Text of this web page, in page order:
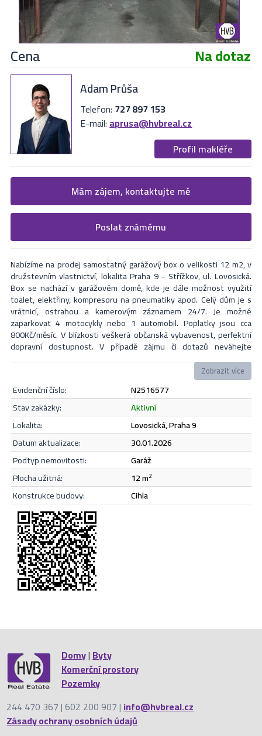
Cena Na dotaz
Adam Průša
Telefon: 727 897 153
E-mail:aprusa@hvbreal.cz
Profil makléře
Žádost o více informací
Vyplňte následující formulář. Upřesněte, co by Vás zajímalo. V
nejbližší Vás naši makléři kontaktují.
Souhlasím sezásadami ochrany osobních údajů.
Odeslat
Mám zájem, kontaktujte mě
Formulář odešle nabídku na uvedený email
Poslat známému
Nabízíme na prodej samostatný garážový box o velikosti 12 m2, v
družstevním vlastnictví, lokalita Praha 9 - Střížkov, ul. Lovosická.
Box se nachází v garážovém domě, kde je dále možnost využití
toalet, elektřiny, kompresoru na pneumatiky apod. Celý dům je s
vrátnicí, ostrahou a kamerovým záznamem 24/7. Je možné
zaparkovat 4 motocykly nebo 1 automobil. Poplatky jsou cca
800Kč/měsíc. V blízkosti veškerá občanská vybavenost, perfektní
dopravní dostupnost. V případě zájmu či dotazů neváhejte
Zobrazit více
evidenční číslo:
N2516577
stav zakázky:
aktivní
lokalita:
Lovosická, Praha 9
datum aktualizace:
30.01.2026
podtyp nemovitosti:
garáž
plocha užitná:
12 m2
konstrukce budovy: cihla
Domy|Byty
Komerční prostory
Pozemky
244 470 367 | 602 200 907 |info@hvbreal.cz
Zásady ochrany osobních údajů